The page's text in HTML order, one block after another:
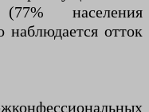
(77% населения
наблюдается отток